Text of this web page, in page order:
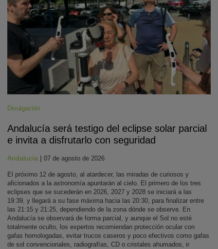
Divulgación
Andalucía será testigo del eclipse solar parcial
e invita a disfrutarlo con seguridad
Andalucía | 07 de agosto de 2026
El próximo 12 de agosto, al atardecer, las miradas de curiosos y
aficionados a la astronomía apuntarán al cielo. El primero de los tres
eclipses que se sucederán en 2026, 2027 y 2028 se iniciará a las
19:39, y llegará a su fase máxima hacia las 20:30, para finalizar entre
las 21:15 y 21:25, dependiendo de la zona dónde se observe. En
Andalucía se observará de forma parcial, y aunque el Sol no esté
totalmente oculto, los expertos recomiendan protección ocular con
gafas homologadas, evitar trucos caseros y poco efectivos como gafas
de sol convencionales, radiografías, CD o cristales ahumados, ir